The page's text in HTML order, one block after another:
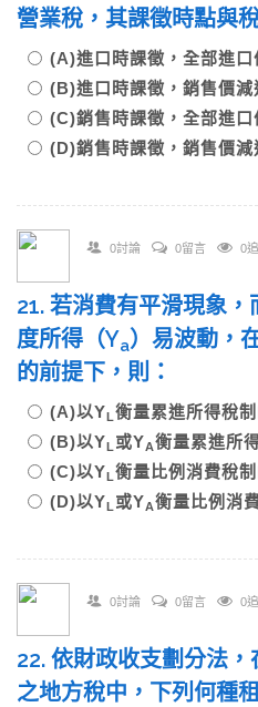
營業稅，其課徵時點與
(A)進口時課徵，全部進
(B)進口時課徵，銷售價
(C)銷售時課徵，全部進
(D)銷售時課徵，銷售價減
0討論 0留言 0
21. 若消費有平滑現象，
度所得（Ya）易波動，
的前提下，則：
(A)以YL衡量累進所得稅
(B)以YL 或YA衡量累進所
(C)以YL衡量比例消費稅
(D)以YL 或YA衡量比例消
0討論 0留言 0
22. 依財政收支劃分法
之地方稅中，下列何種